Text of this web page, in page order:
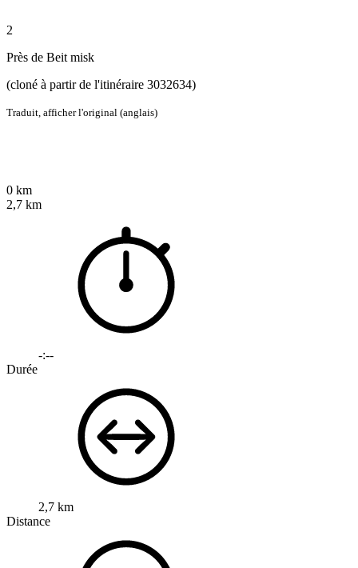
2
Près de Beit misk
(cloné à partir de l'itinéraire 3032634)
Traduit, afficher l'original (anglais)
0 km
2,7 km
-:--
Durée
2,7 km
Distance